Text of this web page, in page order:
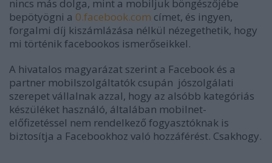
nincs más dolga, mint a mobiljuk böngészőjébe
bepötyögni a 0.facebook.com címet, és ingyen,
forgalmi díj kiszámlázása nélkül nézegethetik, hogy
mi történik facebookos ismerőseikkel.
A hivatalos magyarázat szerint a Facebook és a
partner mobilszolgáltatók csupán jószolgálati
szerepet vállalnak azzal, hogy az alsóbb kategóriás
készüléket használó, általában mobilnet-
előfizetéssel nem rendelkező fogyasztóknak is
biztosítja a Facebookhoz való hozzáférést. Csakhogy.